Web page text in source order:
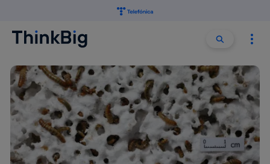
Buscar